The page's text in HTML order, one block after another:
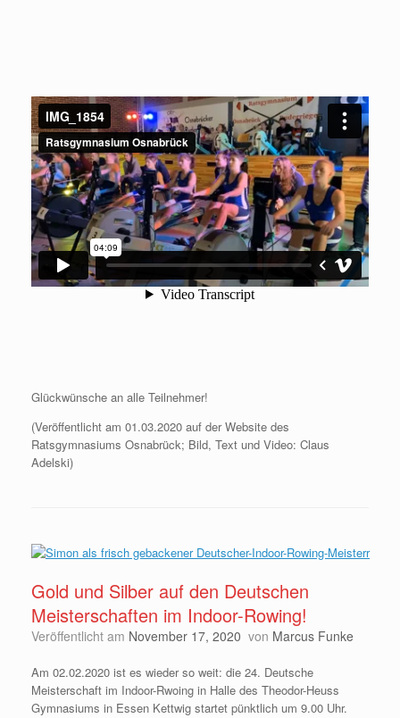
Glückwünsche an alle Teilnehmer!
(Veröffentlicht am 01.03.2020 auf der Website des
Ratsgymnasiums Osnabrück; Bild, Text und Video: Claus
Adelski)
Gold und Silber auf den Deutschen
Meisterschaften im Indoor-Rowing!
Veröffentlicht am November 17, 2020 von Marcus Funke
Am 02.02.2020 ist es wieder so weit: die 24. Deutsche
Meisterschaft im Indoor-Rwoing in Halle des Theodor-Heuss
Gymnasiums in Essen Kettwig startet pünktlich um 9.00 Uhr.